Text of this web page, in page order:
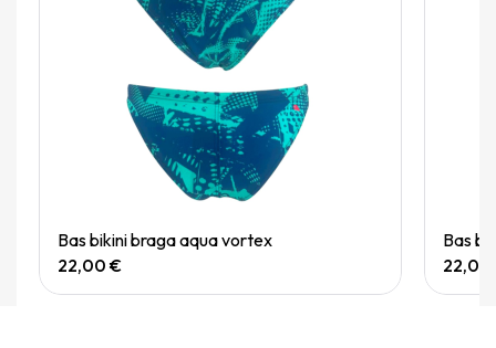
Quick View
Bas bikini braga aqua vortex
22,00 €
Bas
22,00